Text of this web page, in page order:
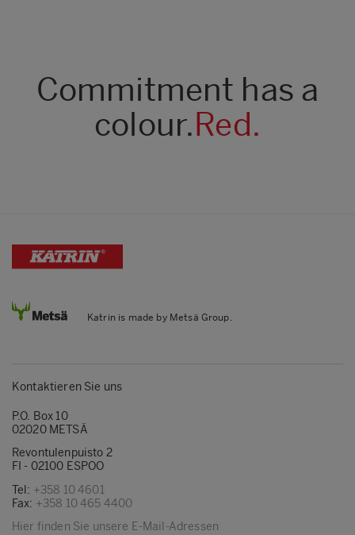
Commitment has a
colour.Red.
Katrin is made by Metsä Group.
Kontaktieren Sie uns
P.O. Box 10
02020 METSÄ
Revontulenpuisto 2
FI - 02100 ESPOO
Tel: +358 10 4601
Fax: +358 10 465 4400
Hier finden Sie unsere E-Mail-Adressen